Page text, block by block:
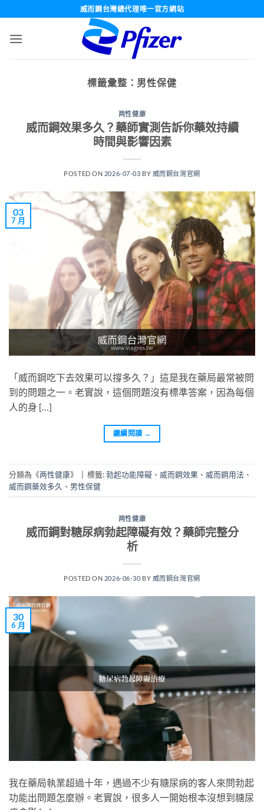
威而鋼台灣總代理唯一官方網站
標籤彙整： 男性保健
两性健康
威而鋼效果多久？藥師實測告訴你藥效持續
時間與影響因素
POSTED ON 2026-07-03 BY 威而鋼台灣官網
03
7 月
「威而鋼吃下去效果可以撐多久？」這是我在藥局最常被問
到的問題之一。老實說，這個問題沒有標準答案，因為每個
人的身 […]
繼續閱讀 →
分類為《两性健康》 標籤:勃起功能障礙 、 威而鋼效果 、 威而鋼用法 、
威而鋼藥效多久 、 男性保健
两性健康
威而鋼對糖尿病勃起障礙有效？藥師完整分
析
POSTED ON 2026-06-30 BY 威而鋼台灣官網
30
6 月
我在藥局執業超過十年，遇過不少有糖尿病的客人來問勃起
功能出問題怎麼辦。老實說，很多人一開始根本沒想到糖尿